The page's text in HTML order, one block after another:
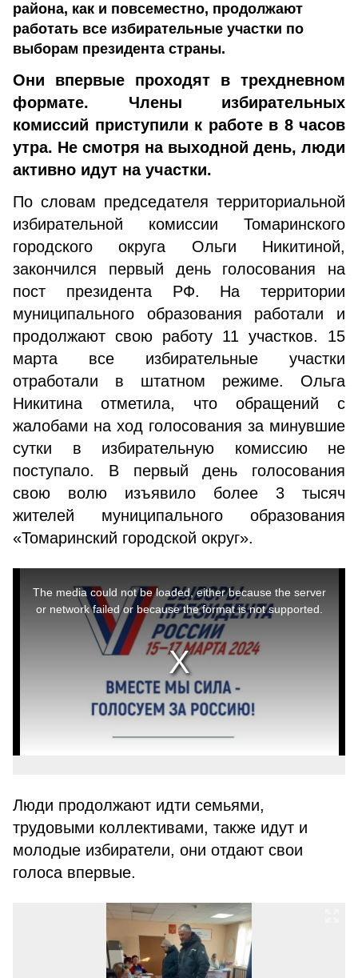
района, как и повсеместно, продолжают
работать все избирательные участки по
выборам президента страны.
Они впервые проходят в трехдневном
формате. Члены избирательных
комиссий приступили к работе в 8 часов
утра. Не смотря на выходной день, люди
активно идут на участки.
По словам председателя территориальной
избирательной комиссии Томаринского
городского округа Ольги Никитиной,
закончился первый день голосования на
пост президента РФ. На территории
муниципального образования работали и
продолжают свою работу 11 участков. 15
марта все избирательные участки
отработали в штатном режиме. Ольга
Никитина отметила, что обращений с
жалобами на ход голосования за минувшие
сутки в избирательную комиссию не
поступало. В первый день голосования
свою волю изъявило более 3 тысяч
жителей муниципального образования
«Томаринский городской округ».
The media could not be loaded, either because the server
or network failed or because the format is not supported.
Люди продолжают идти семьями,
трудовыми коллективами, также идут и
молодые избиратели, они отдают свои
голоса впервые.